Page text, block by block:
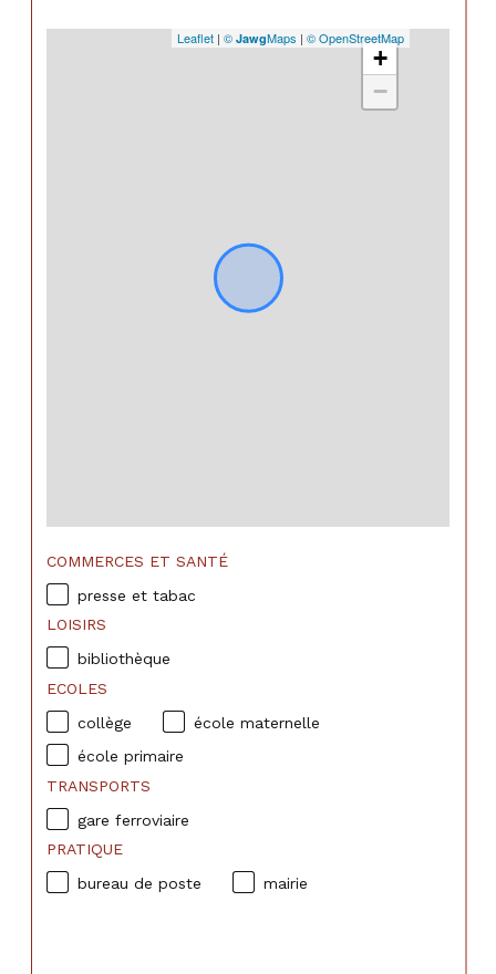
+
−
Leaflet | © JawgMaps | © OpenStreetMap
COMMERCES ET SANTÉ
presse et tabac
LOISIRS
bibliothèque
ECOLES
collège
école maternelle
école primaire
TRANSPORTS
gare ferroviaire
PRATIQUE
bureau de poste
mairie